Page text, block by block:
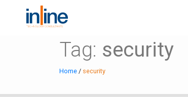
Tag: security
Home / security